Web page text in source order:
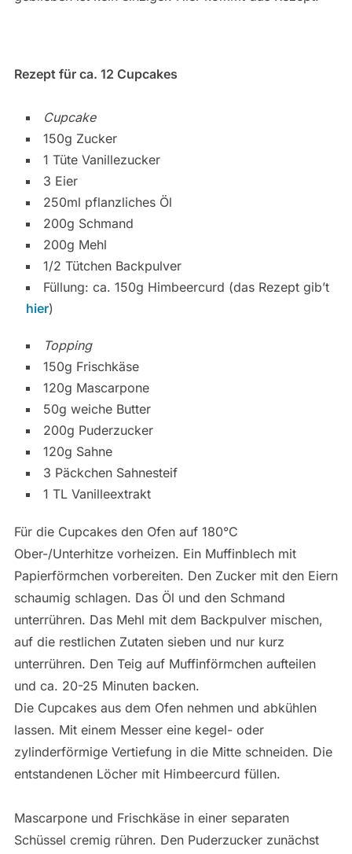
Rezept für ca. 12 Cupcakes
Cupcake
150g Zucker
1 Tüte Vanillezucker
3 Eier
250ml pflanzliches Öl
200g Schmand
200g Mehl
1/2 Tütchen Backpulver
Füllung: ca. 150g Himbeercurd (das Rezept gib’t
hier)
Topping
150g Frischkäse
120g Mascarpone
50g weiche Butter
200g Puderzucker
120g Sahne
3 Päckchen Sahnesteif
1 TL Vanilleextrakt
Für die Cupcakes den Ofen auf 180°C
Ober-/Unterhitze vorheizen. Ein Muffinblech mit
Papierförmchen vorbereiten. Den Zucker mit den Eiern
schaumig schlagen. Das Öl und den Schmand
unterrühren. Das Mehl mit dem Backpulver mischen,
auf die restlichen Zutaten sieben und nur kurz
unterrühren. Den Teig auf Muffinförmchen aufteilen
und ca. 20-25 Minuten backen.
Die Cupcakes aus dem Ofen nehmen und abkühlen
lassen. Mit einem Messer eine kegel- oder
zylinderförmige Vertiefung in die Mitte schneiden. Die
entstandenen Löcher mit Himbeercurd füllen.
Mascarpone und Frischkäse in einer separaten
Schüssel cremig rühren. Den Puderzucker zunächst